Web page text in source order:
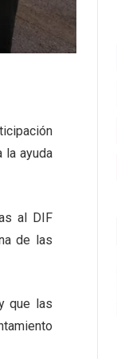
la ayuda
al DIF
de las
que las